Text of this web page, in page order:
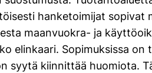
hanketoimijat sopivat
maanvuokra- ja
elinkaari. Sopimuksissa on
syytä kiinnittää huomiota.